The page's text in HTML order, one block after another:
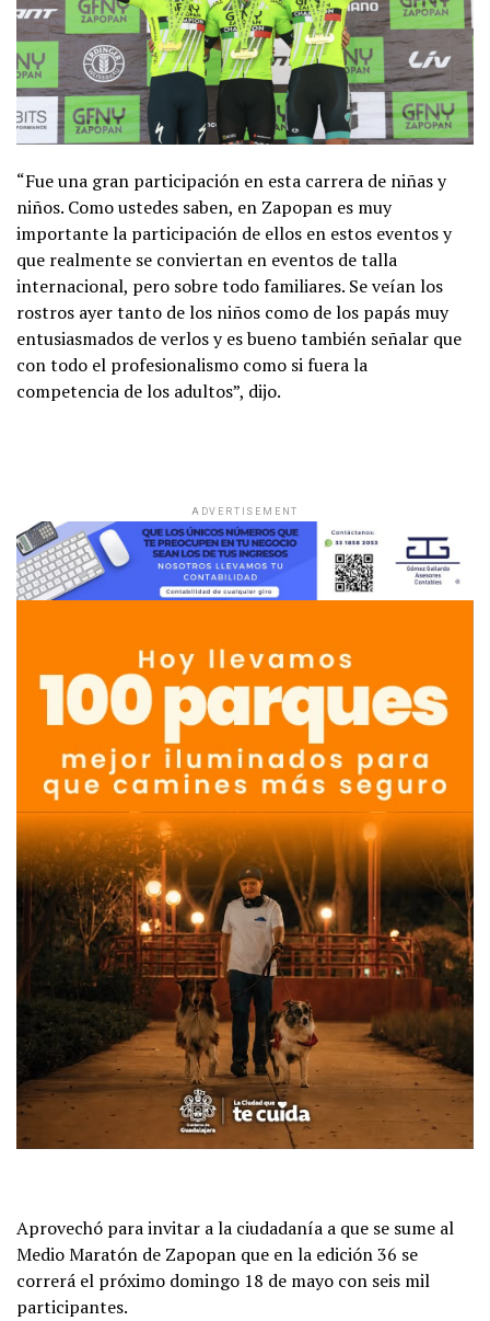
“Fue una gran participación en esta carrera de niñas y
niños. Como ustedes saben, en Zapopan es muy
importante la participación de ellos en estos eventos y
que realmente se conviertan en eventos de talla
internacional, pero sobre todo familiares. Se veían los
rostros ayer tanto de los niños como de los papás muy
entusiasmados de verlos y es bueno también señalar que
con todo el profesionalismo como si fuera la
competencia de los adultos”, dijo.
ADVERTISEMENT
Aprovechó para invitar a la ciudadanía a que se sume al
Medio Maratón de Zapopan que en la edición 36 se
correrá el próximo domingo 18 de mayo con seis mil
participantes.